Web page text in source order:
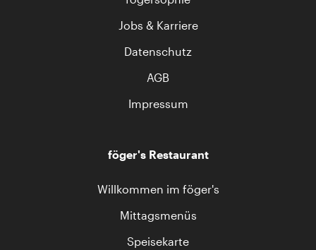
Jobs & Karriere
Datenschutz
AGB
Impressum
föger's Restaurant
Willkommen im föger's
Mittagsmenüs
Speisekarte